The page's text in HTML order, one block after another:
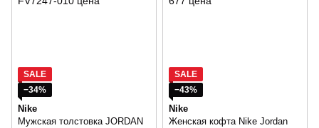
SALE
−34%
Nike
Мужская толстовка JORDAN
SALE
−43%
Nike
Женская кофта Nike Jordan